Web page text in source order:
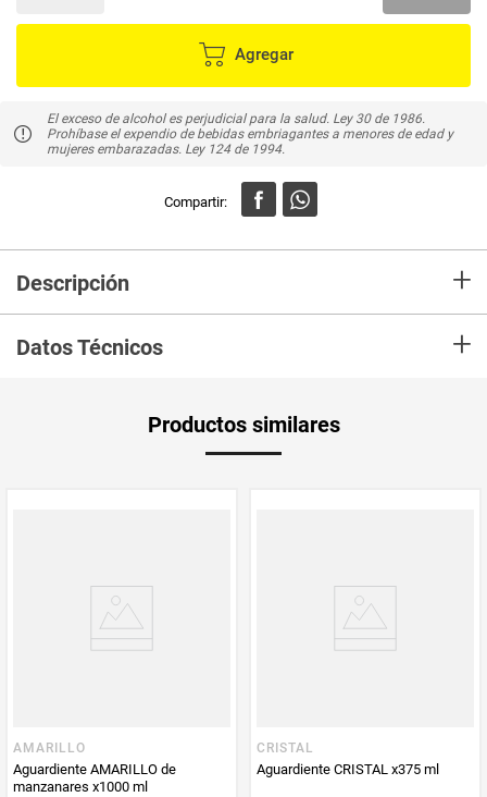
Agregar
El exceso de alcohol es perjudicial para la salud. Ley 30 de 1986.
Prohíbase el expendio de bebidas embriagantes a menores de edad y
mujeres embarazadas. Ley 124 de 1994.
Descripción +
Datos Técnicos +
Producto (kg)
Productos similares
AMARILLO
Aguardiente AMARILLO de
manzanares x1000 ml
CRISTAL
Aguardiente CRISTAL x375 ml